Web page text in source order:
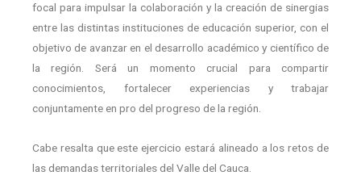
focal para impulsar la colaboración y la creación de sinergias
entre las distintas instituciones de educación superior, con el
objetivo de avanzar en el desarrollo académico y científico de
la región. Será un momento crucial para compartir
conocimientos, fortalecer experiencias y trabajar
conjuntamente en pro del progreso de la región.
Cabe resalta que este ejercicio estará alineado a los retos de
las demandas territoriales del Valle del Cauca.